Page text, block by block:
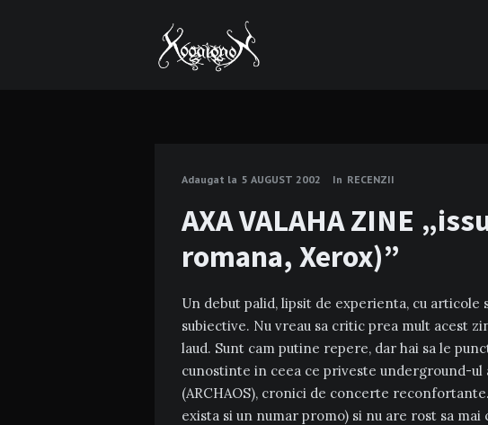
Adaugat la 5 AUGUST 2002 In RECENZII
AXA VALAHA ZINE
romana, Xerox)”
Un debut palid, lipsit de experienta, cu articole
subiective. Nu vreau sa critic prea mult acest
laud. Sunt cam putine repere, dar hai sa le
cunostinte in ceea ce priveste underground-
(ARCHAOS), cronici de concerte
exista si un numar promo) si nu are rost sa